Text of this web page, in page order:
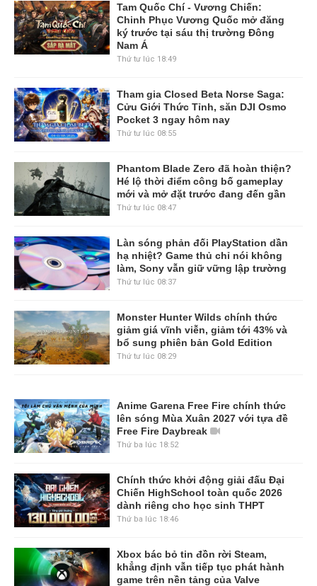
Tam Quốc Chí - Vương Chiến:
Chinh Phục Vương Quốc mở đăng
ký trước tại sáu thị trường Đông
Nam Á
Thứ tư lúc 18:49
Tham gia Closed Beta Norse Saga:
Cửu Giới Thức Tỉnh, săn DJI Osmo
Pocket 3 ngay hôm nay
Thứ tư lúc 08:55
Phantom Blade Zero đã hoàn thiện?
Hé lộ thời điểm công bố gameplay
mới và mở đặt trước đang đến gần
Thứ tư lúc 08:47
Làn sóng phản đối PlayStation dần
hạ nhiệt? Game thủ chỉ nói không
làm, Sony vẫn giữ vững lập trường
Thứ tư lúc 08:37
Monster Hunter Wilds chính thức
giảm giá vĩnh viễn, giảm tới 43% và
bổ sung phiên bản Gold Edition
Thứ tư lúc 08:29
Anime Garena Free Fire chính thức
lên sóng Mùa Xuân 2027 với tựa đề
Free Fire Daybreak
Thứ ba lúc 18:52
Chính thức khởi động giải đấu Đại
Chiến HighSchool toàn quốc 2026
dành riêng cho học sinh THPT
Thứ ba lúc 18:46
Xbox bác bỏ tin đồn rời Steam,
khẳng định vẫn tiếp tục phát hành
game trên nền tảng của Valve